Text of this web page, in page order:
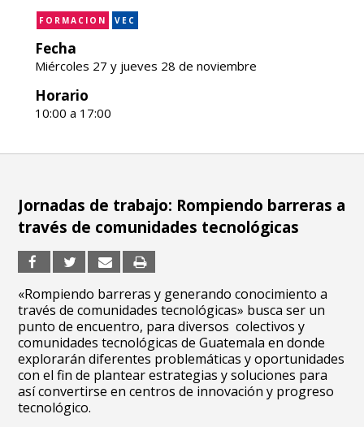
FORMACION VEC
Fecha
Miércoles 27 y jueves 28 de noviembre
Horario
10:00 a 17:00
Jornadas de trabajo: Rompiendo barreras a
través de comunidades tecnológicas
«Rompiendo barreras y generando conocimiento a
través de comunidades tecnológicas» busca ser un
punto de encuentro, para diversos colectivos y
comunidades tecnológicas de Guatemala en donde
explorarán diferentes problemáticas y oportunidades
con el fin de plantear estrategias y soluciones para
así convertirse en centros de innovación y progreso
tecnológico.